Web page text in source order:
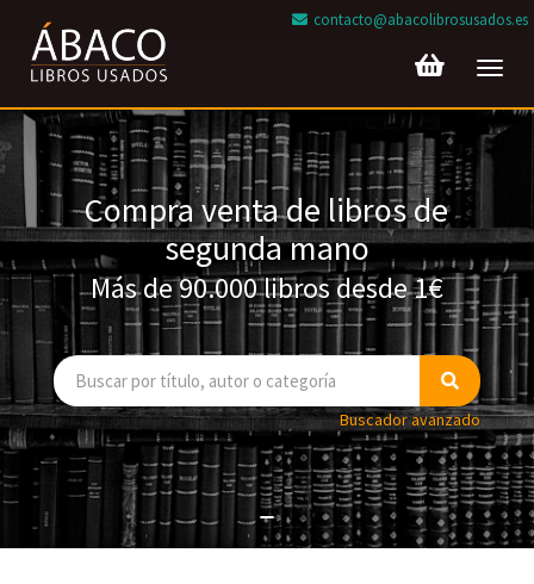
contacto@abacolibrosusados.es
Compra venta de libros de
segunda mano
Más de 90.000 libros desde 1€
Buscador avanzado